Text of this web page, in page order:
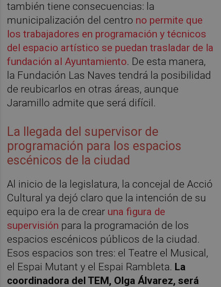
también tiene consecuencias: la
municipalización del centro no permite que
los trabajadores en programación y técnicos
del espacio artístico se puedan trasladar de la
fundación al Ayuntamiento. De esta manera,
la Fundación Las Naves tendrá la posibilidad
de reubicarlos en otras áreas, aunque
Jaramillo admite que será difícil.
La llegada del supervisor de
programación para los espacios
escénicos de la ciudad
Al inicio de la legislatura, la concejal de Acció
Cultural ya dejó claro que la intención de su
equipo era la de crear una figura de
supervisión para la programación de los
espacios escénicos públicos de la ciudad.
Esos espacios son tres: el Teatre el Musical,
el Espai Mutant y el Espai Rambleta. La
coordinadora del TEM, Olga Álvarez, será